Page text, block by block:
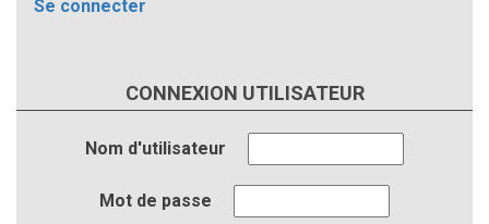
Se connecter
CONNEXION UTILISATEUR
Nom d'utilisateur
Mot de passe